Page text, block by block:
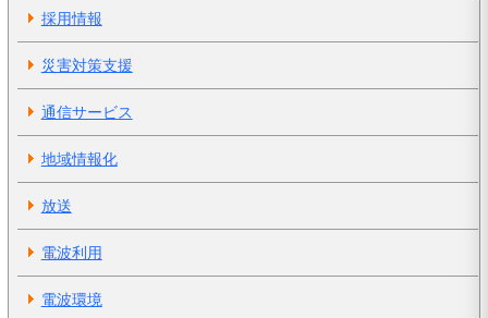
採用情報
災害対策支援
通信サービス
地域情報化
放送
電波利用
電波環境